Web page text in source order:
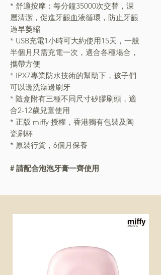
* 舒適按摩：每分鐘35000次交替，深
層清潔，促進牙齦血液循環，防止牙齦
過早萎縮
* USB充電1小時可大約使用15天，一般
半個月只需充電一次，適合各種場合，
攜帶方便
* IPX7專業防水技術的幫助下，孩子們
可以邊洗澡邊刷牙
* 隨盒附有三種不同尺寸矽膠刷頭，適
合2-12歲兒童使用
* 正版 miffy 授權，香港獨有包裝及陶
瓷刷杯
* 原裝行貨，6個月保養
# 請配合泡泡牙膏一齊使用